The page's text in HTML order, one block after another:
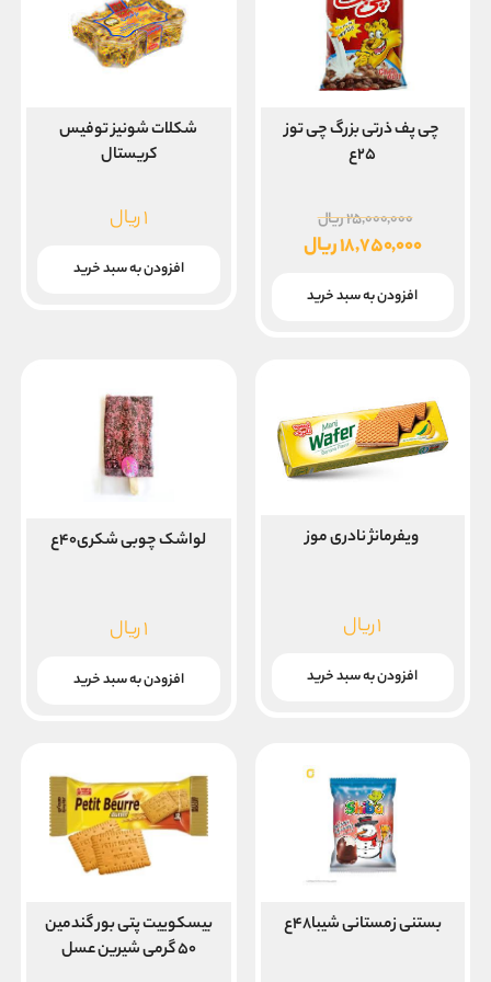
چی پف ذرتی بزرگ چی توز
۲۵ع
۲۵,۰۰۰,۰۰۰ریال
اصلی
بود.
۱۸,۷۵۰,۰۰۰ریال
فعلی
افزودن به سبد خرید
شکلات شونیز توفیس
کریستال
۱ریال
افزودن به سبد خرید
ویفرمانژ نادری موز
۱ریال
افزودن به سبد خرید
لواشک چوبی شکری۴۰ع
۱ریال
افزودن به سبد خرید
بستنی زمستانی شیبا۴۸ع
بیسکوییت پتی بور گندمین
۵۰ گرمی شیرین عسل